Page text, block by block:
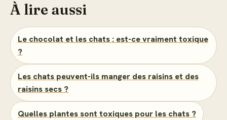
À lire aussi
Le chocolat et les chats : est-ce vraiment toxique
?
Les chats peuvent-ils manger des raisins et des
raisins secs ?
Quelles plantes sont toxiques pour les chats ?